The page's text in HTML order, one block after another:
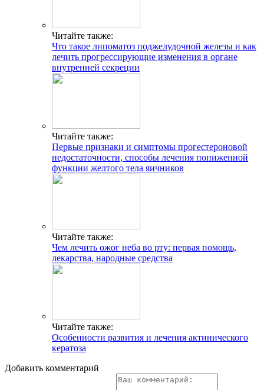
Читайте также:
Что такое липоматоз поджелудочной железы и как
лечить прогрессирующие изменения в органе
внутренней секреции
Читайте также:
Первые признаки и симптомы прогестероновой
недостаточности, способы лечения пониженной
функции желтого тела яичников
Читайте также:
Чем лечить ожог неба во рту: первая помощь,
лекарства, народные средства
Читайте также:
Особенности развития и лечения актинического
кератоза
Добавить комментарий